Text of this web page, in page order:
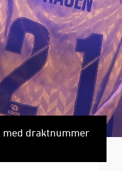
med draktnummer